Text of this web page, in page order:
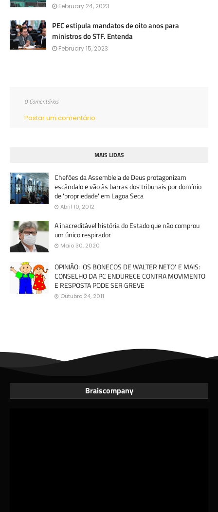
February 24, 2023
PEC estipula mandatos de oito anos para
ministros do STF. Entenda
February 15, 2023
0 Comentários
Postar um comentário
MAIS LIDAS
Chefões da Assembleia de Deus protagonizam
escândalo e vão às barras dos tribunais por domínio
de 'propriedade' em Lagoa Seca
Abril 10, 2012
A inacreditável história do Estado que não comprou
um único respirador
Maio 30, 2020
OPINIÃO: 'OS BONECOS DE WALTER NETO'. E MAIS:
CONSELHO DA PC ENDURECE CONTRA MOVIMENTO
E RESPOSTA PODE SER GREVE
Outubro 24, 2011
Braiscompany